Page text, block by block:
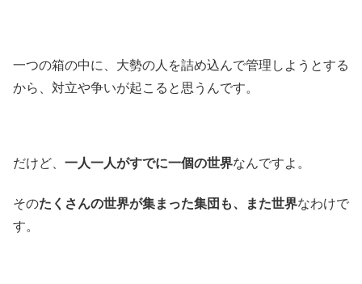
一つの箱の中に、大勢の人を詰め込んで管理しようとする
から、対立や争いが起こると思うんです。
だけど、 一人一人がすでに一個の世界なんですよ。
そのたくさんの世界が集まった集団も、また世界なわけで
す。